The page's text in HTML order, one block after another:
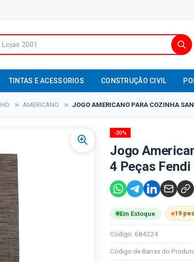
TINTAS E ACESSORIOS CONSTRUÇÃO CIVIL
AMERICANO JOGO AMERICANO PARA COZINHA
-20%
Jogo
4 Peças
Em Estoque 19
Código: 684224
Código de Barras do